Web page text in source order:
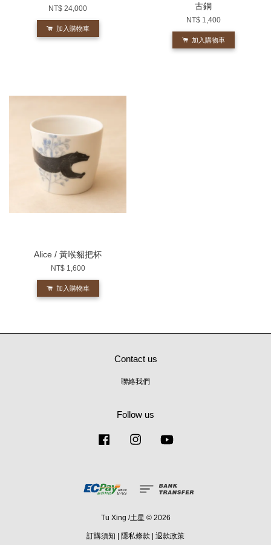
NT$ 24,000
加入購物車
古銅
NT$ 1,400
加入購物車
Alice / 黃喉貂把杯
NT$ 1,600
加入購物車
Contact us
聯絡我們
Follow us
Facebook Instagram
Tu Xing /土星 © 2026
訂購須知 | 隱私條款 | 退款政策